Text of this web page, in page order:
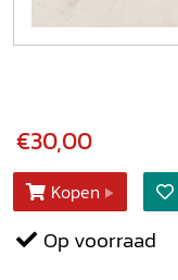
€30,00
Kopen
Op voorraad